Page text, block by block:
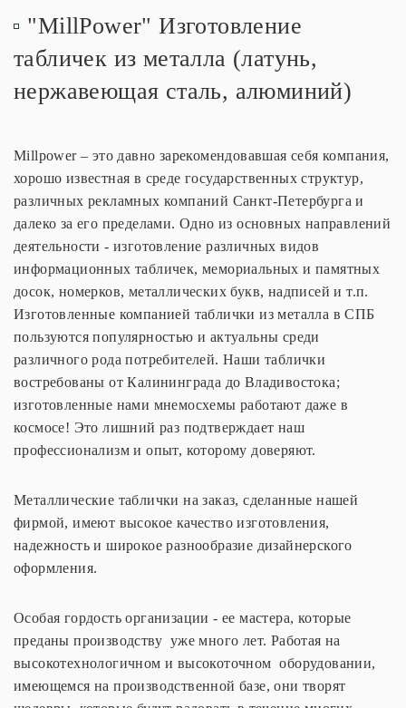
"MillPower" Изготовление
табличек из металла (латунь,
нержавеющая сталь, алюминий)
Millpower – это давно зарекомендовавшая себя компания,
хорошо известная в среде государственных структур,
различных рекламных компаний Санкт-Петербурга и
далеко за его пределами. Одно из основных направлений
деятельности - изготовление различных видов
информационных табличек, мемориальных и памятных
досок, номерков, металлических букв, надписей и т.п.
Изготовленные компанией таблички из металла в СПБ
пользуются популярностью и актуальны среди
различного рода потребителей. Наши таблички
востребованы от Калининграда до Владивостока;
изготовленные нами мнемосхемы работают даже в
космосе! Это лишний раз подтверждает наш
профессионализм и опыт, которому доверяют.
Металлические таблички на заказ, сделанные нашей
фирмой, имеют высокое качество изготовления,
надежность и широкое разнообразие дизайнерского
оформления.
Особая гордость организации - ее мастера, которые
преданы производству уже много лет. Работая на
высокотехнологичном и высокоточном оборудовании,
имеющемся на производственной базе, они творят